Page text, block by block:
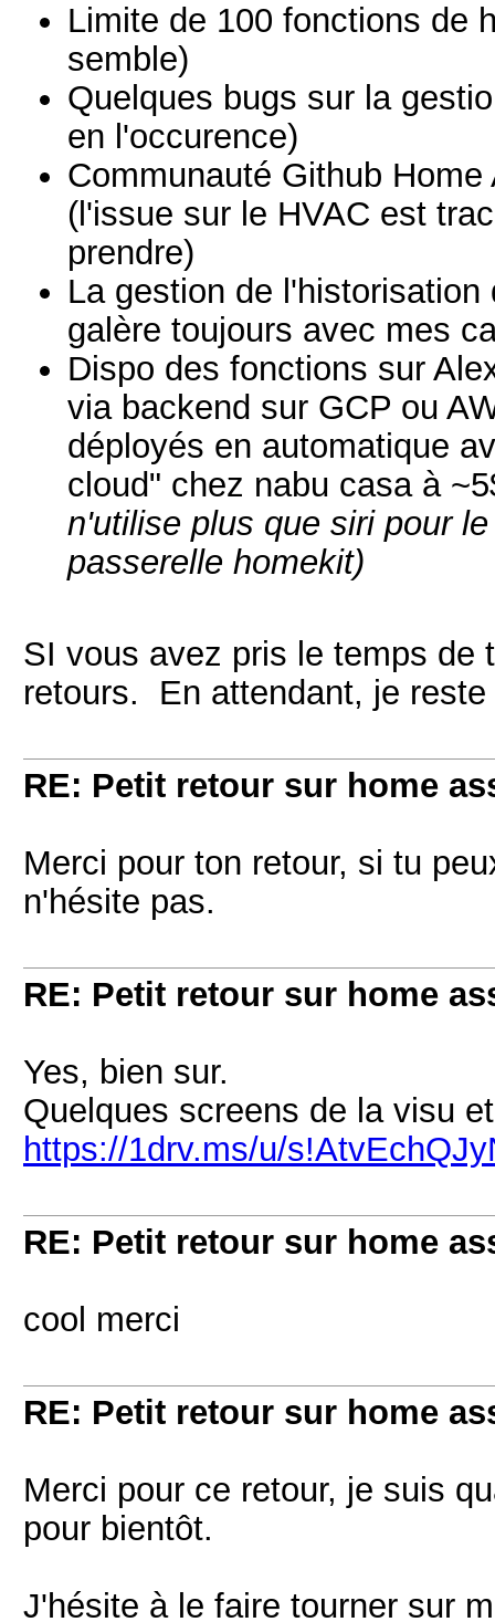
Limite de 100 fonctions de
semble)
Quelques bugs sur la
en l'occurence)
Communauté Github
(l'issue sur le HVAC est
prendre)
La gestion de
galère toujours avec mes
Dispo des fonctions sur
via backend sur GCP ou
déployés en automatique
cloud" chez nabu casa à
n'utilise plus que siri pour
passerelle homekit)
SI vous avez pris le temps de
retours. En attendant, je reste
RE: Petit retour sur home
Merci pour ton retour, si tu
n'hésite pas.
RE: Petit retour sur home
Yes, bien sur.
Quelques screens de la visu
https://1drv.ms/u/
RE: Petit retour sur home
cool merci
RE: Petit retour sur home
Merci pour ce retour, je suis
pour bientôt.
J'hésite à le faire tourner sur